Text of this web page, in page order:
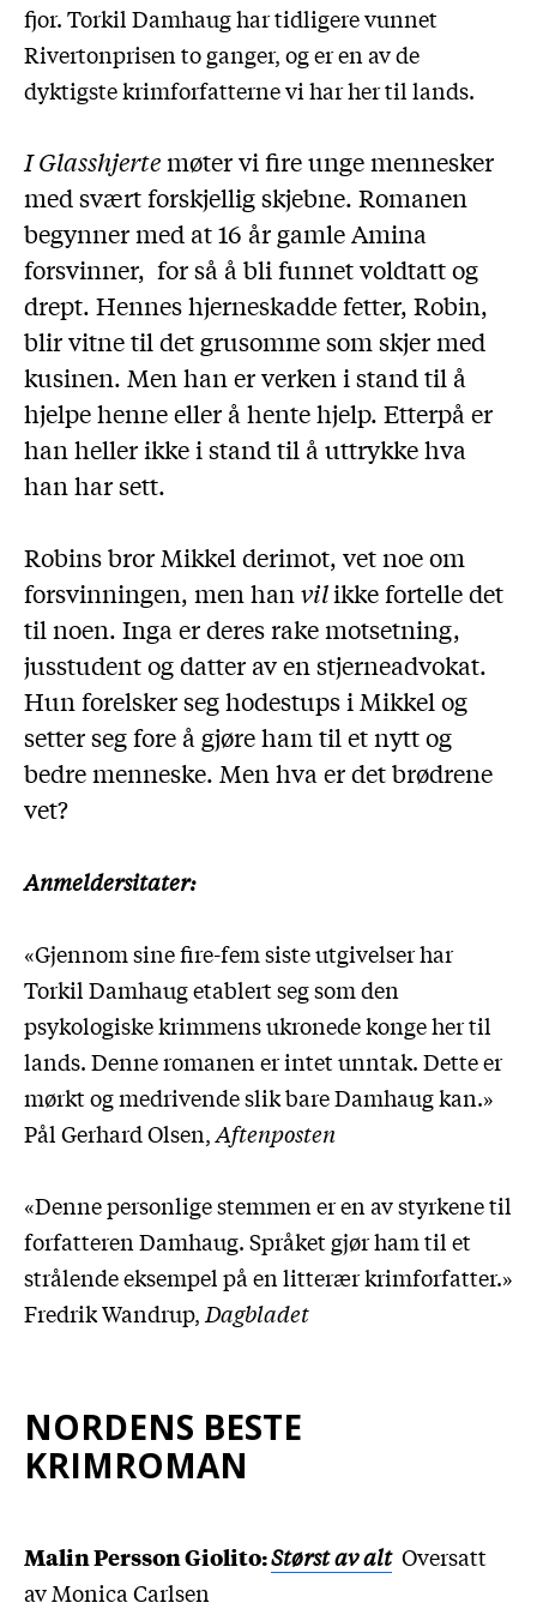
fjor. Torkil Damhaug har tidligere vunnet
Rivertonprisen to ganger, og er en av de
dyktigste krimforfatterne vi har her til lands.
I Glasshjertemøter vi fire unge mennesker
med svært forskjellig skjebne. Romanen
begynner med at 16 år gamle Amina
forsvinner, for så å bli funnet voldtatt og
drept. Hennes hjerneskadde fetter, Robin,
blir vitne til det grusomme som skjer med
kusinen. Men han er verken i stand til å
hjelpe henne eller å hente hjelp. Etterpå er
han heller ikke i stand til å uttrykke hva
han har sett.
Robins bror Mikkel derimot, vet noe om
forsvinningen, men han vilikke fortelle det
til noen. Inga er deres rake motsetning,
jusstudent og datter av en stjerneadvokat.
Hun forelsker seg hodestups i Mikkel og
setter seg fore å gjøre ham til et nytt og
bedre menneske. Men hva er det brødrene
vet?
Anmeldersitater:
«Gjennom sine fire-fem siste utgivelser har
Torkil Damhaug etablert seg som den
psykologiske krimmens ukronede konge her til
lands. Denne romanen er intet unntak. Dette er
mørkt og medrivende slik bare Damhaug kan.»
Pål Gerhard Olsen,Aftenposten
«Denne personlige stemmen er en av styrkene til
forfatteren Damhaug. Språket gjør ham til et
strålende eksempel på en litterær krimforfatter.»
Fredrik Wandrup, Dagbladet
NORDENS BESTE
KRIMROMAN
Malin Persson Giolito:Størst av alt Oversatt
av Monica Carlsen